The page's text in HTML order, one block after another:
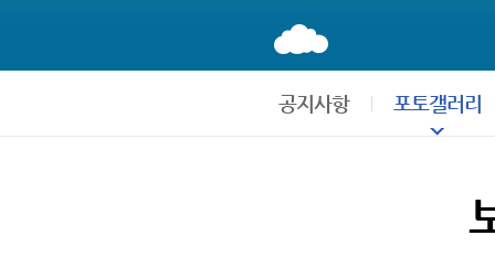
공지사항 포토갤러리